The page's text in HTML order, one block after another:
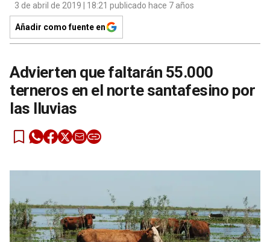
3 de abril de 2019 | 18:21 publicado hace 7 años
Añadir como fuente en
Advierten que faltarán 55.000
terneros en el norte santafesino por
las lluvias